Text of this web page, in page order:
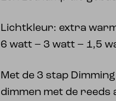
Lichtkleur: extra
6 watt – 3 watt – 1,5
Met de 3 stap
dimmen met de reeds